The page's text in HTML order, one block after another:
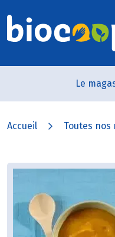
Le
Accueil Toutes nos